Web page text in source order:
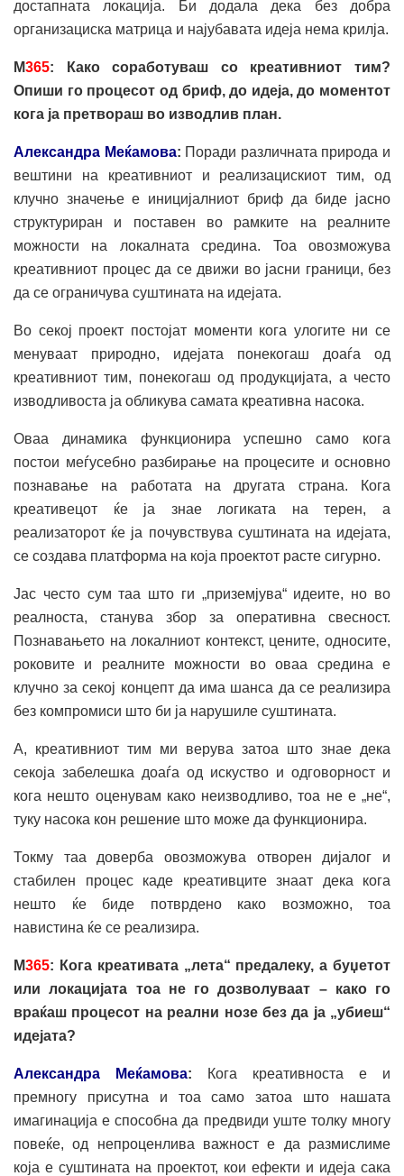
достапната локација. Би додала дека без добра
организациска матрица и најубавата идеја нема крилја.
М365: Како соработуваш со креативниот тим?
Опиши го процесот од бриф, до идеја, до моментот
кога ја претвораш во изводлив план.
Александра Меќамова: Поради различната природа и
вештини на креативниот и реализацискиот тим, од
клучно значење е иницијалниот бриф да биде јасно
структуриран и поставен во рамките на реалните
можности на локалната средина. Toa овозможува
креативниот процес да се движи во јасни граници, без
да се ограничува суштината на идејата.
Во секој проект постојат моменти кога улогите ни се
менуваат природно, идејата понекогаш доаѓа од
креативниот тим, понекогаш од продукцијата, а често
изводливоста ја обликува самата креативна насока.
Оваа динамика функционира успешно само кога
постои меѓусебно разбирање на процесите и основно
познавање на работата на другата страна. Кога
креативецот ќе ја знае логиката на терен, а
реализаторот ќе ја почувствува суштината на идејата,
се создава платформа на која проектот расте сигурно.
Јас често сум таа што ги „приземјува“ идеите, но во
реалноста, станува збор за оперативна свесност.
Познавањето на локалниот контекст, цените, односите,
роковите и реалните можности во оваа средина е
клучно за секој концепт да има шанса да се реализира
без компромиси што би ја нарушиле суштината.
А, креативниот тим ми верува затоа што знае дека
секоја забелешка доаѓа од искуство и одговорност и
кога нешто оценувам како неизводливо, тоа не е „не“,
туку насока кон решение што може да функционира.
Токму таа доверба овозможува отворен дијалог и
стабилен процес каде креативците знаат дека кога
нешто ќе биде потврдено како возможно, тоа
навистина ќе се реализира.
М365: Кога креативата „лета“ предалеку, а буџетот
или локацијата тоа не го дозволуваат – како го
враќаш процесот на реални нозе без да ја „убиеш“
идејата?
Александра Меќамова:
Кога креативноста е и
премногу присутна и тоа само затоа што нашата
имагинација е способна да предвиди уште толку многу
повеќе, од непроценлива важност е да размислиме
која е суштината на проектот, кои ефекти и идеја сака